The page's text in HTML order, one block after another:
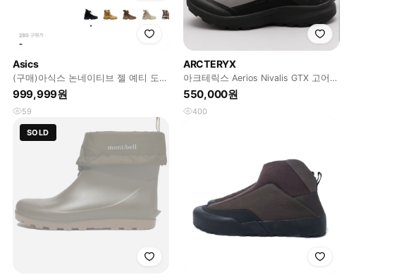
Asics
(구매)아식스 논네이티브 젤 예티 도쿄
하이 고어텍스 블랙 구합니다
999,999원
59
ARCTERYX
아크테릭스 Aerios Nivalis GTX 고어텍
스 등산화
550,000원
400
SOLD